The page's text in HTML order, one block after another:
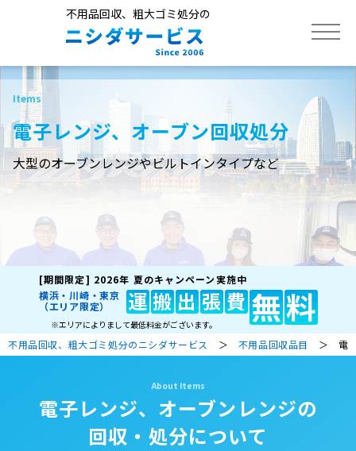
不用品回収、粗大ゴミ処分の
トップ
サービス
不用品回収品目
作業実績
よくあるご質問
電子レンジ、オーブン回収処分
大型のオーブンレンジやビルトインタイプなど
[期間限定] 2026年 夏のキャンペーン実施中
横浜・川崎・東京
（エリア限定）
運 搬 出 張 費 無料
※エリアによりまして最低料金がございます。
不用品回収、粗大ゴミ処分のニシダサービス ＞ 不用品回収品目 ＞ 電子
電子レンジ、オーブンレンジの
回収・処分について